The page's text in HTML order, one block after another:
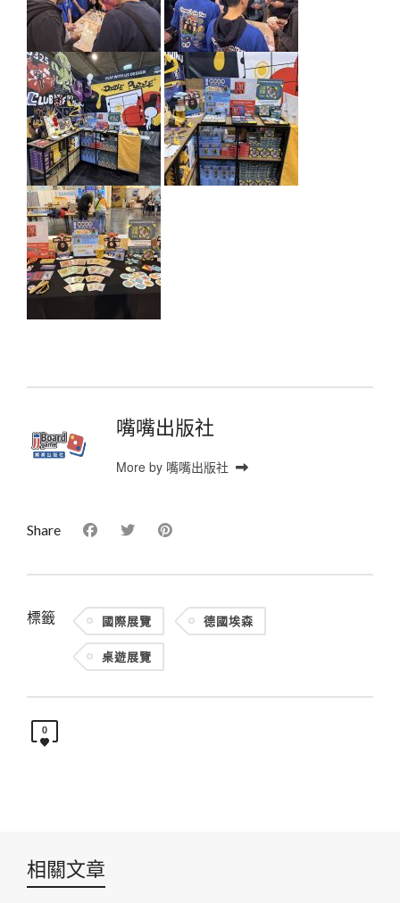
嘴嘴出版社
More by 嘴嘴出版社
Share
標籤 國際展覽 德國埃森
桌遊展覽
0
相關文章